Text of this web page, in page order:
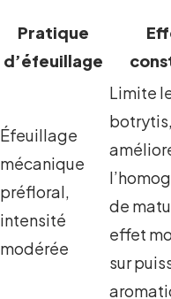
Pratique
d’éfeuillage
Éfeuillage
mécanique
préfloral,
intensité
modérée
Limite
de
effet
sur